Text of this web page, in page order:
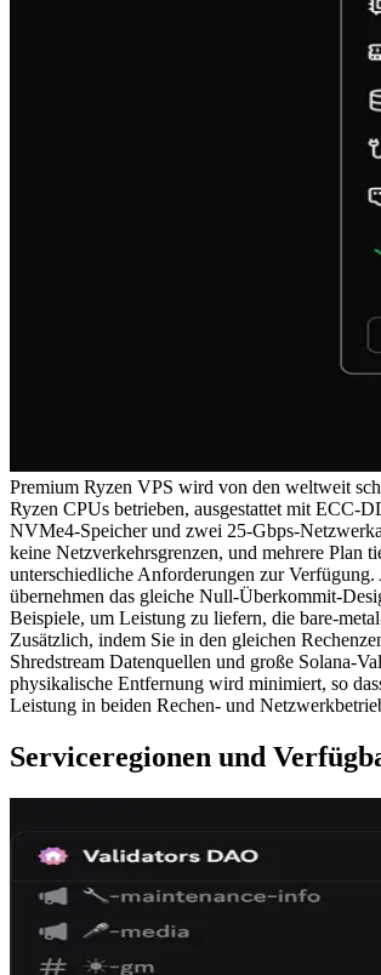
Premium Ryzen VPS wird von den weltweit
Ryzen CPUs betrieben, ausgestattet mit ECC-
NVMe4-Speicher und zwei 25-Gbps-
keine Netzverkehrsgrenzen, und mehrere Plan
unterschiedliche Anforderungen zur Verfügung.
übernehmen das gleiche Null-Überkommit-
Beispiele, um Leistung zu liefern, die bare-
Zusätzlich, indem Sie in den gleichen
Shredstream Datenquellen und große Solana-
physikalische Entfernung wird minimiert, so
Leistung in beiden Rechen- und
Serviceregionen und